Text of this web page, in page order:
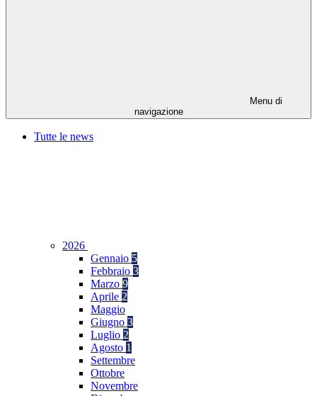
Menu di
navigazione
Tutte le news
2026
Gennaio 5
Febbraio 3
Marzo 9
Aprile 2
Maggio
Giugno 3
Luglio 2
Agosto 1
Settembre
Ottobre
Novembre